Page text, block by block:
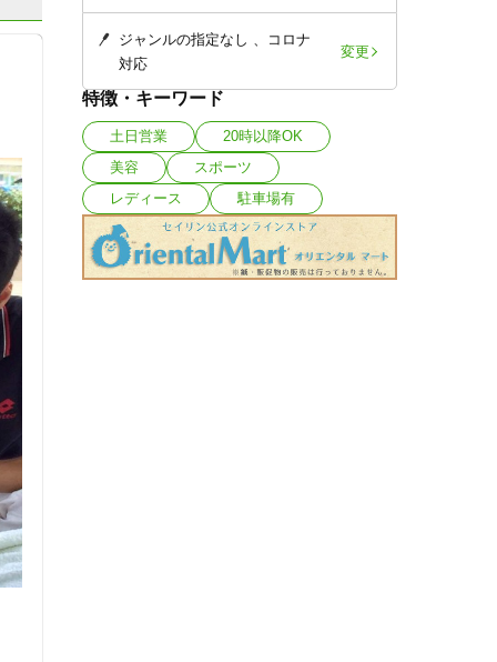
ジャンルの指定なし
コロナ
対応
変更
特徴・キーワード
土日営業
20時以降OK
美容
スポーツ
レディース
駐車場有